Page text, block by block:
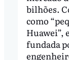
bilhões.
como
Huawei”,
fundada